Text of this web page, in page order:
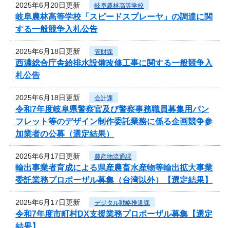
2025年6月20日更新 岐阜農林高等学校
岐阜農林高等学校「スピードスプレーヤ」の調達に関
する一般競争入札公告
2025年6月18日更新 管財課
西濃総合庁舎給排水設備改修工事に関する一般競争入
札公告
2025年6月18日更新 会計課
令和7年度岐阜県警察官及び警察事務職員募集用パン
フレット等のデザイン制作委託業務に係る企画競争参
加業者の公募（選定結果）
2025年6月17日更新 農産物流通課
輸出事業者育成による県産農畜水産物等輸出拡大事業
委託業務プロポーザル募集（台湾以外）【選定結果】
2025年6月17日更新 デジタル戦略推進課
令和7年度市町村DX支援業務プロポーザル募集【選定
結果】